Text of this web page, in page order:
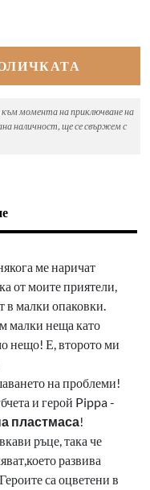
момента на приключване на
наличност, ще се свържем с
ме наричат
от моите приятели,
в малки опаковки.
малки неща като
нещо! Е, второто ми
на проблеми!
и герой Pippa -
пластмаса!
ръце, така че
развива
са оцветени в